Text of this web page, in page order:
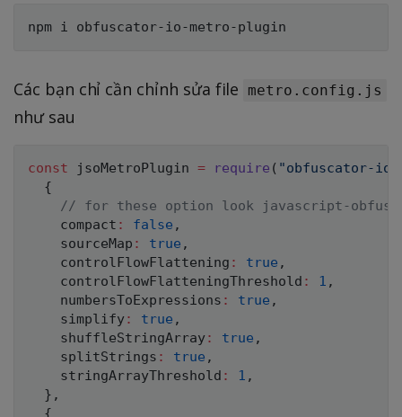
Các bạn chỉ cần chỉnh sửa file metro.config.js
như sau
const jsoMetroPlugin = require ( "obfuscator-
{
// for these option look javascript-
    compact
: false ,
    sourceMap
: true ,
    controlFlowFlattening
: true ,
    controlFlowFlatteningThreshold
: 1 ,
    numbersToExpressions
: true ,
    simplify
: true ,
    shuffleStringArray
: true ,
    splitStrings
: true ,
    stringArrayThreshold
: 1 ,
} ,
{